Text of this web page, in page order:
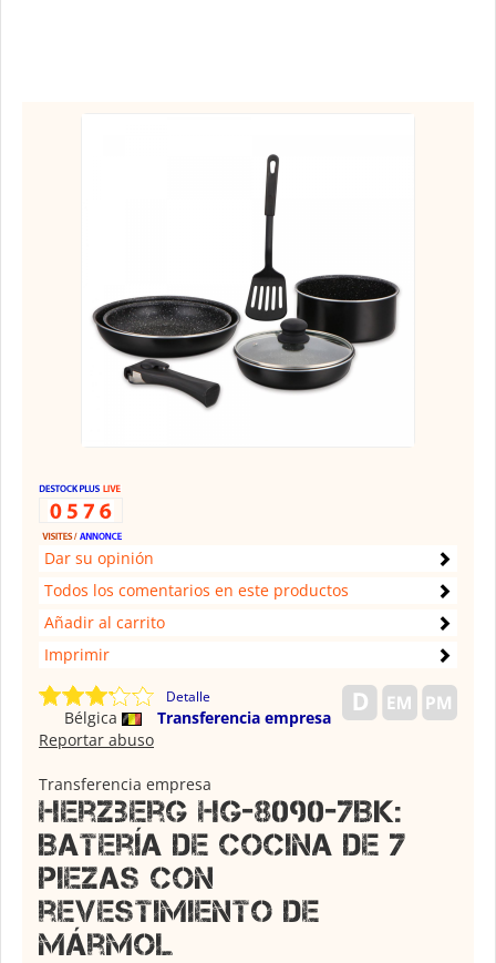
Dar su opinión
Todos los comentarios en este productos
Añadir al carrito
Imprimir
Detalle
Bélgica
Transferencia empresa
Reportar abuso
Transferencia empresa
Herzberg HG-8090-7BK:
Batería de cocina de 7
piezas con
revestimiento de
mármol